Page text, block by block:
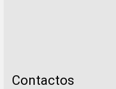
Contactos